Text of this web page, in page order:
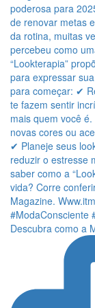
Descubra como a